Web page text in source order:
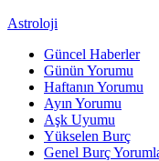
Astroloji
Güncel Haberler
Günün Yorumu
Haftanın Yorumu
Ayın Yorumu
Aşk Uyumu
Yükselen Burç
Genel Burç